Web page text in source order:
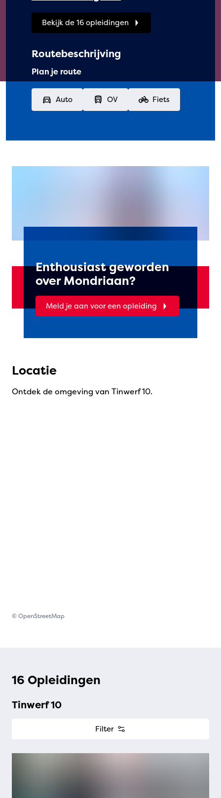
Bekijk de 16 opleidingen
Routebeschrijving
Plan je route
Auto OV Fiets
Enthousiast geworden
over Mondriaan?
Meld je aan voor een opleiding
Locatie
Ontdek de omgeving van Tinwerf 10.
© OpenStreetMap
16 Opleidingen
Tinwerf 10
Filter